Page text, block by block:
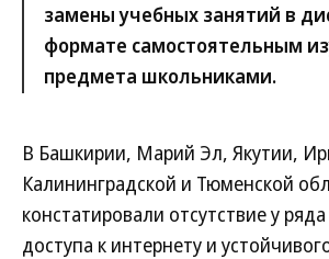
замены учебных занятий в
формате самостоятельным
предмета школьниками.
В Башкирии, Марий Эл, Якутии,
Калининградской и Тюменской
констатировали отсутствие у
доступа к интернету и